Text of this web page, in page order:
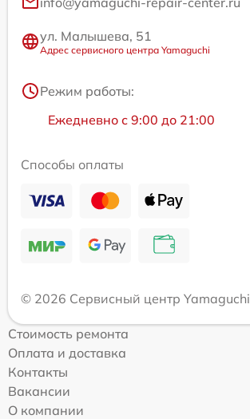
ул. Малышева, 51
Адрес сервисного центра Yamaguchi
Режим работы:
Ежедневно с 9:00 до 21:00
Способы оплаты
© 2026 Сервисный центр Yamaguchi
Стоимость ремонта
Оплата и доставка
Контакты
Вакансии
О компании